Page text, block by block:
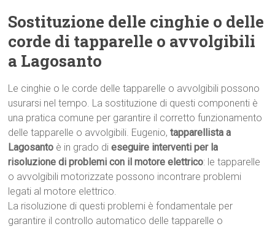
Sostituzione delle cinghie o delle
corde di tapparelle o avvolgibili
a Lagosanto
Le cinghie o le corde delle tapparelle o avvolgibili possono
usurarsi nel tempo. La sostituzione di questi componenti è
una pratica comune per garantire il corretto funzionamento
delle tapparelle o avvolgibili. Eugenio,tapparellista a
Lagosanto è in grado dieseguire interventi per la
risoluzione di problemi con il motore elettrico: le tapparelle
o avvolgibili motorizzate possono incontrare problemi
legati al motore elettrico.
La risoluzione di questi problemi è fondamentale per
garantire il controllo automatico delle tapparelle o